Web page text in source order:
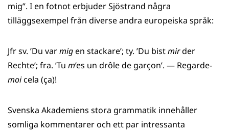
mig”. I en fotnot erbjuder Sjöstrand några
tilläggsexempel från diverse andra europeiska språk:
Jfr sv. ’Du varmigen stackare’; ty. ’Du bistmirder
Rechte’; fra. ’Tu m’es un drôle de garçon’. — Regarde-
moicela (ça)!
Svenska Akademiens stora grammatik innehåller
somliga kommentarer och ett par intressanta